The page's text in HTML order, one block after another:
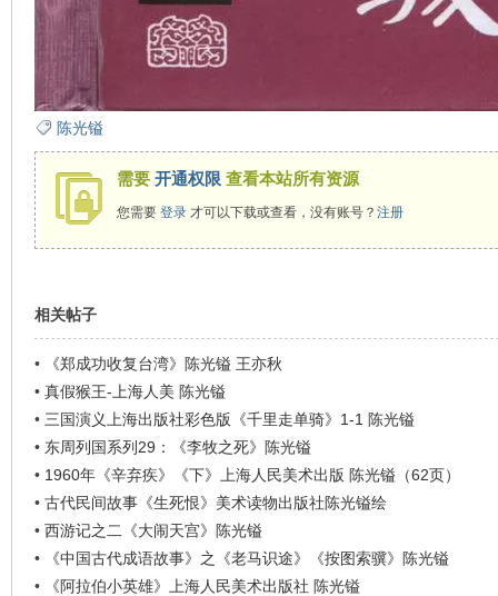
陈光镒
需要 开通权限 查看本站所有资源
您需要 登录才可以下载或查看，没有账号？ 注册
相关帖子
•
《郑成功收复台湾》陈光镒 王亦秋
• 真假猴王-上海人美 陈光镒
• 三国演义上海出版社彩色版《千里走单骑》1-1 陈光镒
• 东周列国系列29：《李牧之死》陈光镒
• 1960年《辛弃疾》《下》上海人民美术出版 陈光镒（62页）
• 古代民间故事《生死恨》美术读物出版社陈光镒绘
• 西游记之二《大闹天宫》陈光镒
•
《中国古代成语故事》之《老马识途》《按图索骥》陈光镒
•
《阿拉伯小英雄》上海人民美术出版社 陈光镒